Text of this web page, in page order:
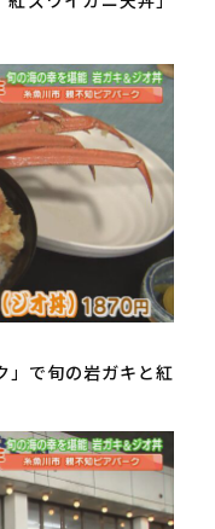
」で旬の岩ガキと紅